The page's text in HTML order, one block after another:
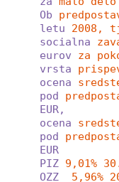
Ob
letu
2008,
socialna
eurov
za
vrsta
ocena
pod
EUR,
ocena
pod
EUR
PIZ 9,01%
OZZ
5,96%